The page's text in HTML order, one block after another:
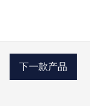
下一款产品